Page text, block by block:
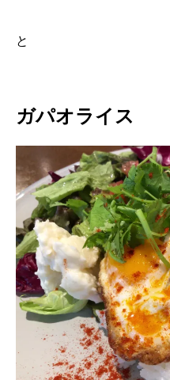
と
ガパオライス